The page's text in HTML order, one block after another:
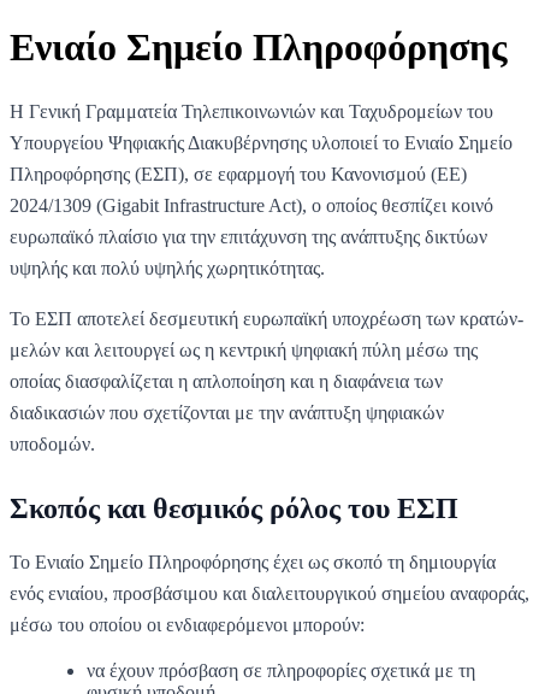
Ενιαίο Σημείο Πληροφόρησης
Η Γενική Γραμματεία Τηλεπικοινωνιών και Ταχυδρομείων του
Υπουργείου Ψηφιακής Διακυβέρνησης υλοποιεί το Ενιαίο Σημείο
Πληροφόρησης (ΕΣΠ), σε εφαρμογή του Κανονισμού (ΕΕ)
2024/1309 (Gigabit Infrastructure Act), ο οποίος θεσπίζει κοινό
ευρωπαϊκό πλαίσιο για την επιτάχυνση της ανάπτυξης δικτύων
υψηλής και πολύ υψηλής χωρητικότητας.
Το ΕΣΠ αποτελεί δεσμευτική ευρωπαϊκή υποχρέωση των κρατών-
μελών και λειτουργεί ως η κεντρική ψηφιακή πύλη μέσω της
οποίας διασφαλίζεται η απλοποίηση και η διαφάνεια των
διαδικασιών που σχετίζονται με την ανάπτυξη ψηφιακών
υποδομών.
Σκοπός και θεσμικός ρόλος του ΕΣΠ
Το Ενιαίο Σημείο Πληροφόρησης έχει ως σκοπό τη δημιουργία
ενός ενιαίου, προσβάσιμου και διαλειτουργικού σημείου αναφοράς,
μέσω του οποίου οι ενδιαφερόμενοι μπορούν:
να έχουν πρόσβαση σε πληροφορίες σχετικά με τη